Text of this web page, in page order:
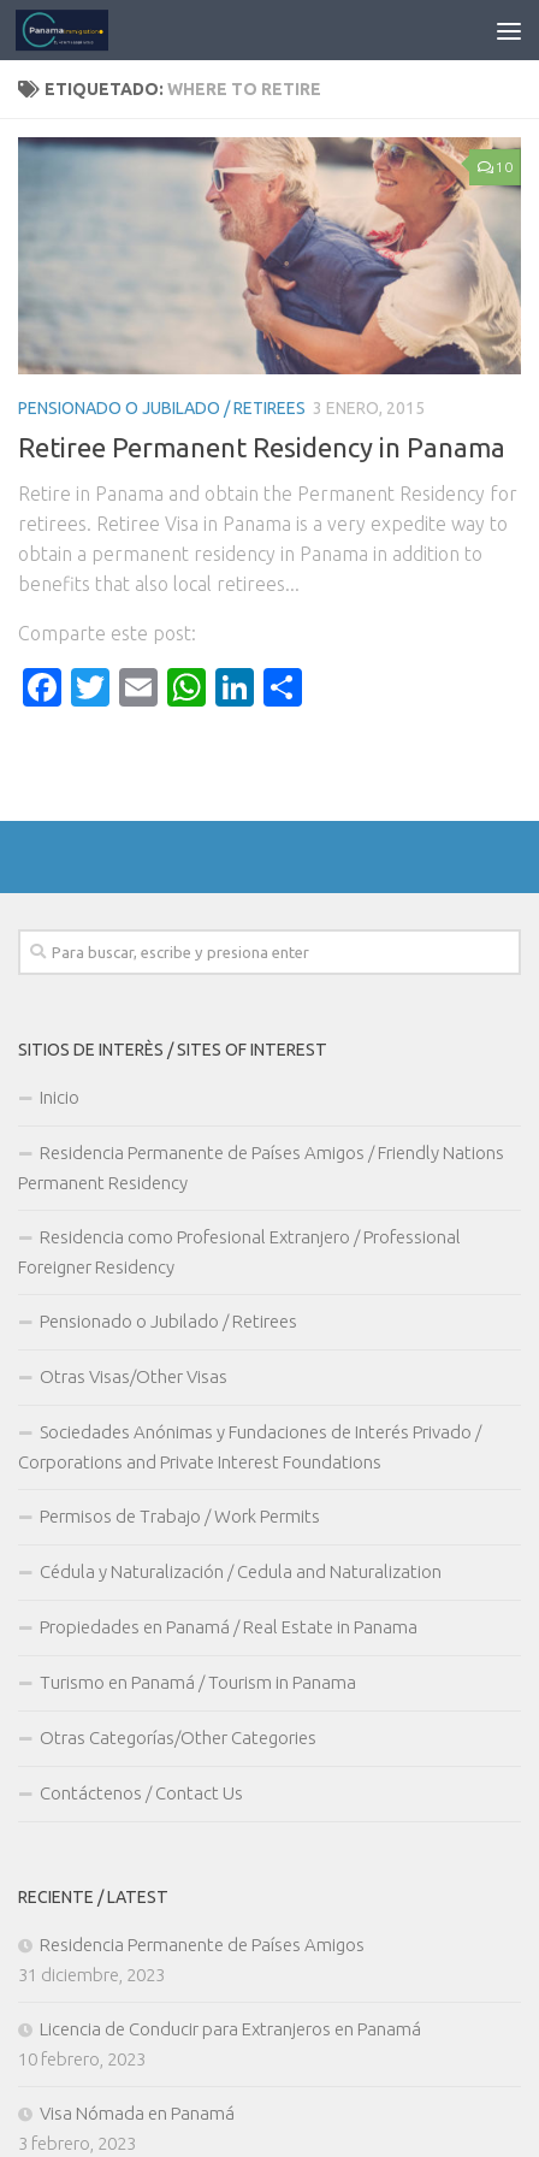
ETIQUETADO: WHERE TO RETIRE
10
PENSIONADO O JUBILADO / RETIREES 3 ENERO, 2015
Retiree Permanent Residency in Panama
Retire in Panama and obtain the Permanent Residency for
retirees. Retiree Visa in Panama is a very expedite way to
obtain a permanent residency in Panama in addition to
benefits that also local retirees...
Comparte este post:
Facebook
Twitter
EmailWhatsApp
LinkedIn
SITIOS DE INTERÈS / SITES OF INTEREST
Inicio
Residencia Permanente de Países Amigos / Friendly Nations
Permanent Residency
Residencia como Profesional Extranjero / Professional
Foreigner Residency
Pensionado o Jubilado / Retirees
Otras Visas/Other Visas
Sociedades Anónimas y Fundaciones de Interés Privado /
Corporations and Private Interest Foundations
Permisos de Trabajo / Work Permits
Cédula y Naturalización / Cedula and Naturalization
Propiedades en Panamá / Real Estate in Panama
Turismo en Panamá / Tourism in Panama
Otras Categorías/Other Categories
Contáctenos / Contact Us
RECIENTE / LATEST
Residencia Permanente de Países Amigos
31 diciembre, 2023
Licencia de Conducir para Extranjeros en Panamá
10 febrero, 2023
Visa Nómada en Panamá
3 febrero, 2023